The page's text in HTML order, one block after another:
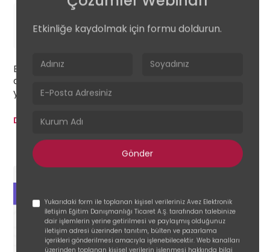
Etkinliğe kaydolmak için formu doldurun.
Yukarıdaki form ile toplanan kişisel verileriniz Avez Elektronik
İletişim Eğitim Danışmanlığı Ticaret A.Ş. tarafından talebinize
dair işlemlerin yerine getirilmesi ve paylaşmış olduğunuz
iletişim adresi üzerinden tanıtım, bülten ve pazarlama
içerikleri gönderilmesi amacıyla işlenebilecektir. Web kanalları
üzerinden toplanan kişisel verilerin işlenmesi hakkında bilgi
Aug
Webinar
Bu webinarda, bilginin kalıcı davranışlara
dönüşmesini sağlayan deneyimsel öğrenme
yaklaşımını keşfedeceğiz.
Devamını Oku